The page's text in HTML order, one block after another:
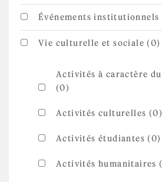
Événements institutionnels
Vie culturelle et sociale (0)
Activités à caractère
(0)
Activités culturelles (0)
Activités étudiantes (0)
Activités humanitaires